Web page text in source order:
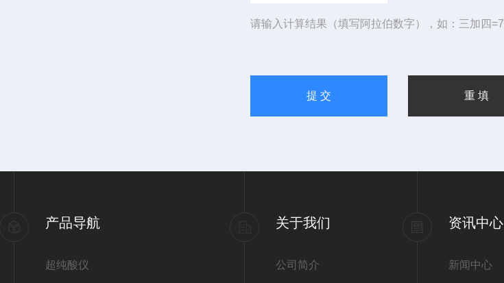
请输入计算结果（填写阿拉伯数字），如：三加四=7
产品导航
超纯酸仪
关于我们
公司简介
资讯中心
新闻中心